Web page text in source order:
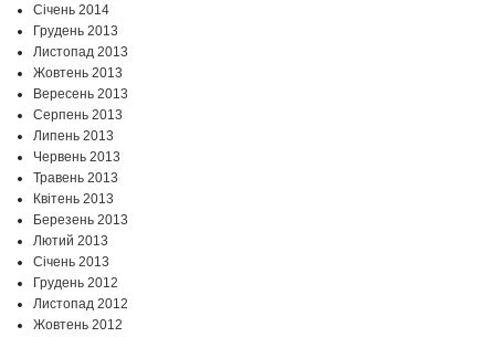
Січень 2014
Грудень 2013
Листопад 2013
Жовтень 2013
Вересень 2013
Серпень 2013
Липень 2013
Червень 2013
Травень 2013
Квітень 2013
Березень 2013
Лютий 2013
Січень 2013
Грудень 2012
Листопад 2012
Жовтень 2012